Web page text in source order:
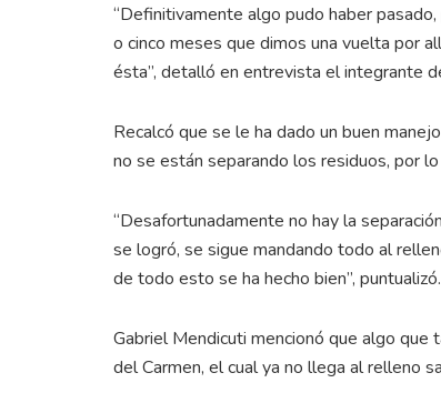
“Definitivamente algo pudo haber
o cinco meses que dimos una vuelta por
ésta”, detalló en entrevista el integrante
Recalcó que se le ha dado un buen
no se están separando los residuos, por
“Desafortunadamente no hay la
se logró, se sigue mandando todo al
de todo esto se ha hecho bien”, puntualizó.
Gabriel Mendicuti mencionó que algo que
del Carmen, el cual ya no llega al relleno